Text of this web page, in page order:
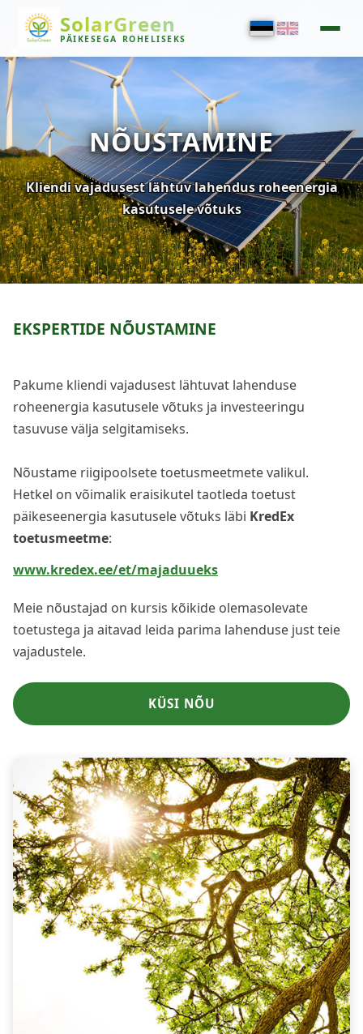
SolarGreen
PÄIKESEGA ROHELISEKS
NÕUSTAMINE
Kliendi vajadusest lähtuv lahendus roheenergia
kasutusele võtuks
EKSPERTIDE NÕUSTAMINE
Pakume kliendi vajadusest lähtuvat lahenduse
roheenergia kasutusele võtuks ja investeeringu
tasuvuse välja selgitamiseks.
Nõustame riigipoolsete toetusmeetmete valikul.
Hetkel on võimalik eraisikutel taotleda toetust
päikeseenergia kasutusele võtuks läbi KredEx
toetusmeetme:
www.kredex.ee/et/majaduueks
Meie nõustajad on kursis kõikide olemasolevate
toetustega ja aitavad leida parima lahenduse just teie
vajadustele.
KÜSI NÕU